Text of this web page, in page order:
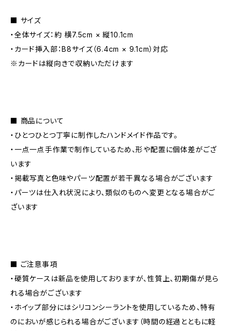
■ サイズ
・全体サイズ：約 横7.5cm × 縦10.1cm
・カード挿入部：B8サイズ（6.4cm × 9.1cm）対応
※カードは縦向きで収納いただけます
■ 商品について
・ひとつひとつ丁寧に制作したハンドメイド作品です。
・一点一点手作業で制作しているため、形や配置に個体差がござ
います
・掲載写真と色味やパーツ配置が若干異なる場合がございます
・パーツは仕入れ状況により、類似のものへ変更となる場合がご
ざいます
■ ご注意事項
・硬質ケースは新品を使用しておりますが、性質上、初期傷が見ら
れる場合がございます
・ホイップ部分にはシリコンシーラントを使用しているため、特有
のにおいが感じられる場合がございます（時間の経過とともに軽